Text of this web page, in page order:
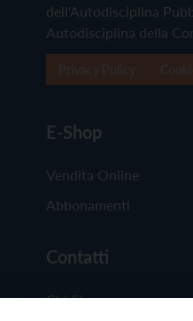
dell'Autodisciplina
Autodisciplina della
E-Shop
Vendita Online
Abbonamenti
Contatti
Chi Siamo